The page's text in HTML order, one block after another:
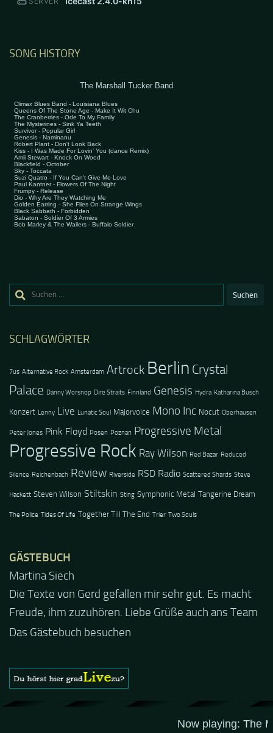
SONG HISTORY
Suchen
SCHLAGWÖRTER
7us Alternative Rock Amsterdam Artrock Berlin Crystal
Palace Danny Worsnop Dire Straits Finnland Genesis Hydra Katharina Busch
Konzert Lenny Live Lunatic Soul Majorvoice Mono Inc Nocut Oberhausen
Peter Jones Pink Floyd Posen Poznan Progressive Metal
Progressive Rock Ray Wilson Red Bazar Reduced
Silence Reichenbach Review Riverside RSD Radio Scattered Shards Steve
Hackett Steven Wilson Stiltskin Sting Symphonic Metal Tangerine Dream
The Police Tides Of Life Together Till The End Trier Two Souls
GÄSTEBUCH
Jacel
Guten Abend und auch von uns nochmals besten
Dank für die tolle Mucke zur Party! Der aktuelle Live
Stream ist eine schöne Zusammenfassung - Merci...